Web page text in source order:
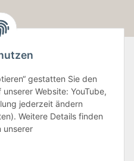
gestatten Sie den
Website: YouTube,
jederzeit ändern
Weitere Details finden
unserer